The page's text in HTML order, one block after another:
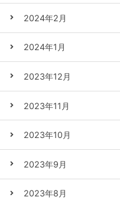
2024年2月
2024年1月
2023年12月
2023年11月
2023年10月
2023年9月
2023年8月